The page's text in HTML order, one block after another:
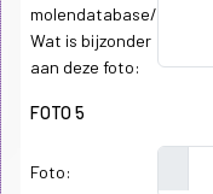
molendatabase/
Wat is bijzonder
aan deze foto:
FOTO 5
Foto: